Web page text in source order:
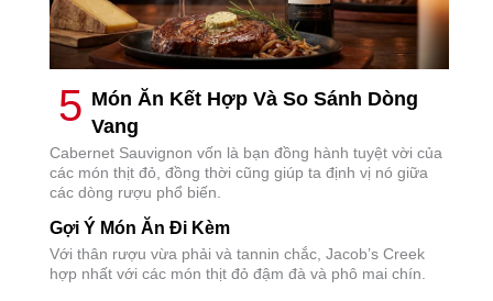
5 Món Ăn Kết Hợp Và So Sánh Dòng
Vang
Cabernet Sauvignon vốn là bạn đồng hành tuyệt vời của
các món thịt đỏ, đồng thời cũng giúp ta định vị nó giữa
các dòng rượu phổ biến.
Gợi Ý Món Ăn Đi Kèm
Với thân rượu vừa phải và tannin chắc, Jacob’s Creek
hợp nhất với các món thịt đỏ đậm đà và phô mai chín.